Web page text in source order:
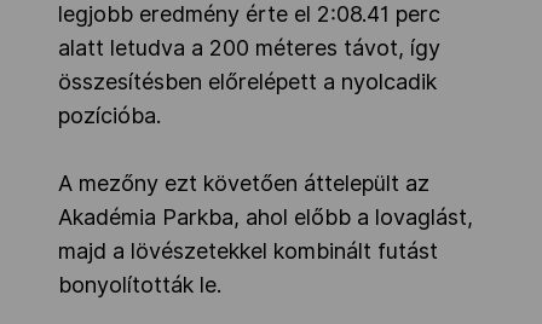
legjobb eredmény érte el 2:08.41 perc
alatt letudva a 200 méteres távot, így
összesítésben előrelépett a nyolcadik
pozícióba.
A mezőny ezt követően áttelepült az
Akadémia Parkba, ahol előbb a lovaglást,
majd a lövészetekkel kombinált futást
bonyolították le.